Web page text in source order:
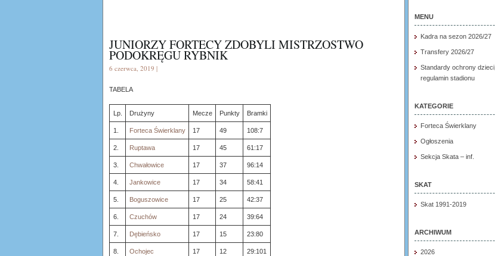
JUNIORZY FORTECY ZDOBYLI MISTRZOSTWO
PODOKRĘGU RYBNIK
6 czerwca, 2019 |
TABELA
Lp. Drużyny Mecze Punkty Bramki
1. Forteca Świerklany 17 49 108:7
2. Ruptawa 17 45 61:17
3. Chwałowice 17 37 96:14
4. Jankowice 17 34 58:41
5. Boguszowice 17 25 42:37
6. Czuchów 17 24 39:64
7. Dębieńsko 17 15 23:80
8. Ochojec 17 12 29:101
MENU
Kadra na sezon 2026/27
Transfery 2026/27
Standardy ochrony dzieci,
regulamin stadionu
KATEGORIE
Forteca Świerklany
Ogłoszenia
Sekcja Skata – inf.
SKAT
Skat 1991-2019
ARCHIWUM
2026